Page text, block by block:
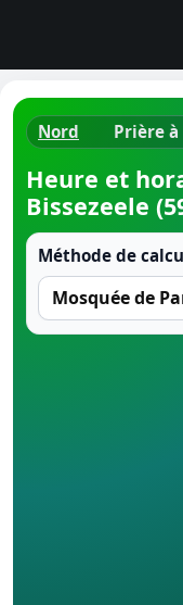
Nord Prière à
Heure et
Bissezeele
Méthode de